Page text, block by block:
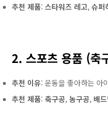
추천 제품: 스타워즈 레고, 슈퍼
2. 스포츠 용품 (축
추천 이유: 운동을 좋아하는 아
추천 제품: 축구공, 농구공, 배